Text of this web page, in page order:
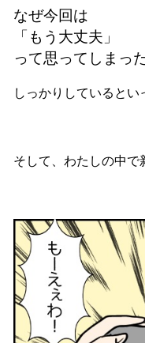
なぜ今回は
「もう大丈夫」
って思ってしまっ
しっかりしているとい
そして、わたしの中で